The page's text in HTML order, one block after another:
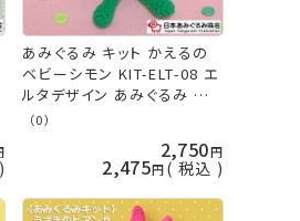
あみぐるみ キット かえるの
ベビーシモン KIT-ELT-08 エ
ルタデザイン あみぐるみ 手
芸キット 日本あみぐるみ協会
（0）
2,750
2,475 税込